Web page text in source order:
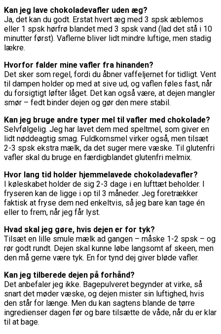
Kan jeg lave chokoladevafler uden æg?
Ja, det kan du godt. Erstat hvert æg med 3 spsk æblemos
eller 1 spsk hørfrø blandet med 3 spsk vand (lad det stå i 10
minutter først). Vaflerne bliver lidt mindre luftige, men stadig
lækre.
Hvorfor falder mine vafler fra hinanden?
Det sker som regel, fordi du åbner vaffeljernet for tidligt. Vent
til dampen holder op med at sive ud, og vaflen føles fast, når
du forsigtigt løfter låget. Det kan også være, at dejen mangler
smør – fedt binder dejen og gør den mere stabil.
Kan jeg bruge andre typer mel til vafler med chokolade?
Selvfølgelig. Jeg har lavet dem med speltmel, som giver en
lidt nøddeagtig smag. Fuldkornsmel virker også, men tilsæt
2-3 spsk ekstra mælk, da det suger mere væske. Til glutenfri
vafler skal du bruge en færdigblandet glutenfri melmix.
Hvor lang tid holder hjemmelavede chokoladevafler?
I køleskabet holder de sig 2-3 dage i en lufttæt beholder. I
fryseren kan de ligge i op til 3 måneder. Jeg foretrækker
faktisk at fryse dem ned enkeltvis, så jeg bare kan tage én
eller to frem, når jeg får lyst.
Hvad skal jeg gøre, hvis dejen er for tyk?
Tilsæt en lille smule mælk ad gangen – måske 1-2 spsk – og
rør godt rundt. Dejen skal kunne løbe langsomt af skeen, men
den må gerne være tyk. En for tynd dej giver bløde vafler.
Kan jeg tilberede dejen på forhånd?
Det anbefaler jeg ikke. Bagepulveret begynder at virke, så
snart det møder væske, og dejen mister sin luftighed, hvis
den står for længe. Men du kan sagtens blande de tørre
ingredienser dagen før og bare tilsætte de våde, når du er klar
til at bage.